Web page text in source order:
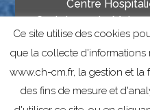
Centre
Castelsarrasin-
Delthil, 82201
• Fax 05
Mentions légales
Ce site utilise des cookies
que la collecte d'informations
www.ch-cm.fr, la gestion et
des fins de mesure et